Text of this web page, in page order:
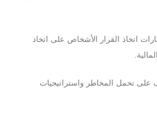
اتخاذ القرار الأشخاص على اتخاذ
تحمل المخاطر واستراتيجيات